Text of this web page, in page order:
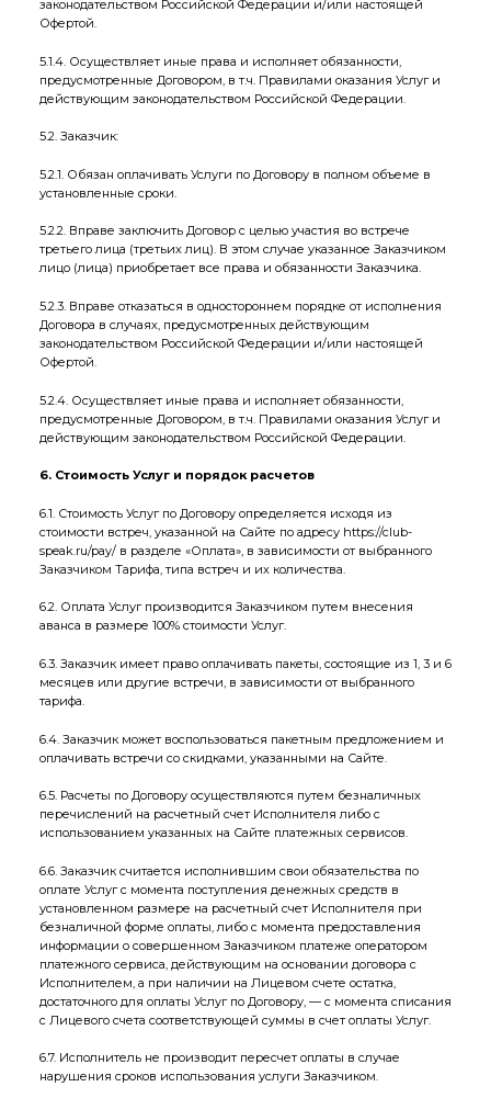
законодательством Российской Федерации и/или настоящей
Офертой.
5.1.4. Осуществляет иные права и исполняет обязанности,
предусмотренные Договором, в т.ч. Правилами оказания Услуг и
действующим законодательством Российской Федерации.
5.2. Заказчик:
5.2.1. Обязан оплачивать Услуги по Договору в полном объеме в
установленные сроки.
5.2.2. Вправе заключить Договор с целью участия во встрече
третьего лица (третьих лиц). В этом случае указанное Заказчиком
лицо (лица) приобретает все права и обязанности Заказчика.
5.2.3. Вправе отказаться в одностороннем порядке от исполнения
Договора в случаях, предусмотренных действующим
законодательством Российской Федерации и/или настоящей
Офертой.
5.2.4. Осуществляет иные права и исполняет обязанности,
предусмотренные Договором, в т.ч. Правилами оказания Услуг и
действующим законодательством Российской Федерации.
6. Стоимость Услуг и порядок расчетов
6.1. Стоимость Услуг по Договору определяется исходя из
стоимости встреч, указанной на Сайте по адресу https://club-
speak.ru/pay/в разделе «Оплата», в зависимости от выбранного
Заказчиком Тарифа, типа встреч и их количества.
6.2. Оплата Услуг производится Заказчиком путем внесения
аванса в размере 100% стоимости Услуг.
6.3. Заказчик имеет право оплачивать пакеты, состоящие из 1, 3 и 6
месяцев или другие встречи, в зависимости от выбранного
тарифа.
6.4. Заказчик может воспользоваться пакетным предложением и
оплачивать встречи со скидками, указанными на Сайте.
6.5. Расчеты по Договору осуществляются путем безналичных
перечислений на расчетный счет Исполнителя либо с
использованием указанных на Сайте платежных сервисов.
6.6. Заказчик считается исполнившим свои обязательства по
оплате Услуг с момента поступления денежных средств в
установленном размере на расчетный счет Исполнителя при
безналичной форме оплаты, либо с момента предоставления
информации о совершенном Заказчиком платеже оператором
платежного сервиса, действующим на основании договора с
Исполнителем, а при наличии на Лицевом счете остатка,
достаточного для оплаты Услуг по Договору, — с момента списания
с Лицевого счета соответствующей суммы в счет оплаты Услуг.
6.7. Исполнитель не производит пересчет оплаты в случае
нарушения сроков использования услуги Заказчиком.